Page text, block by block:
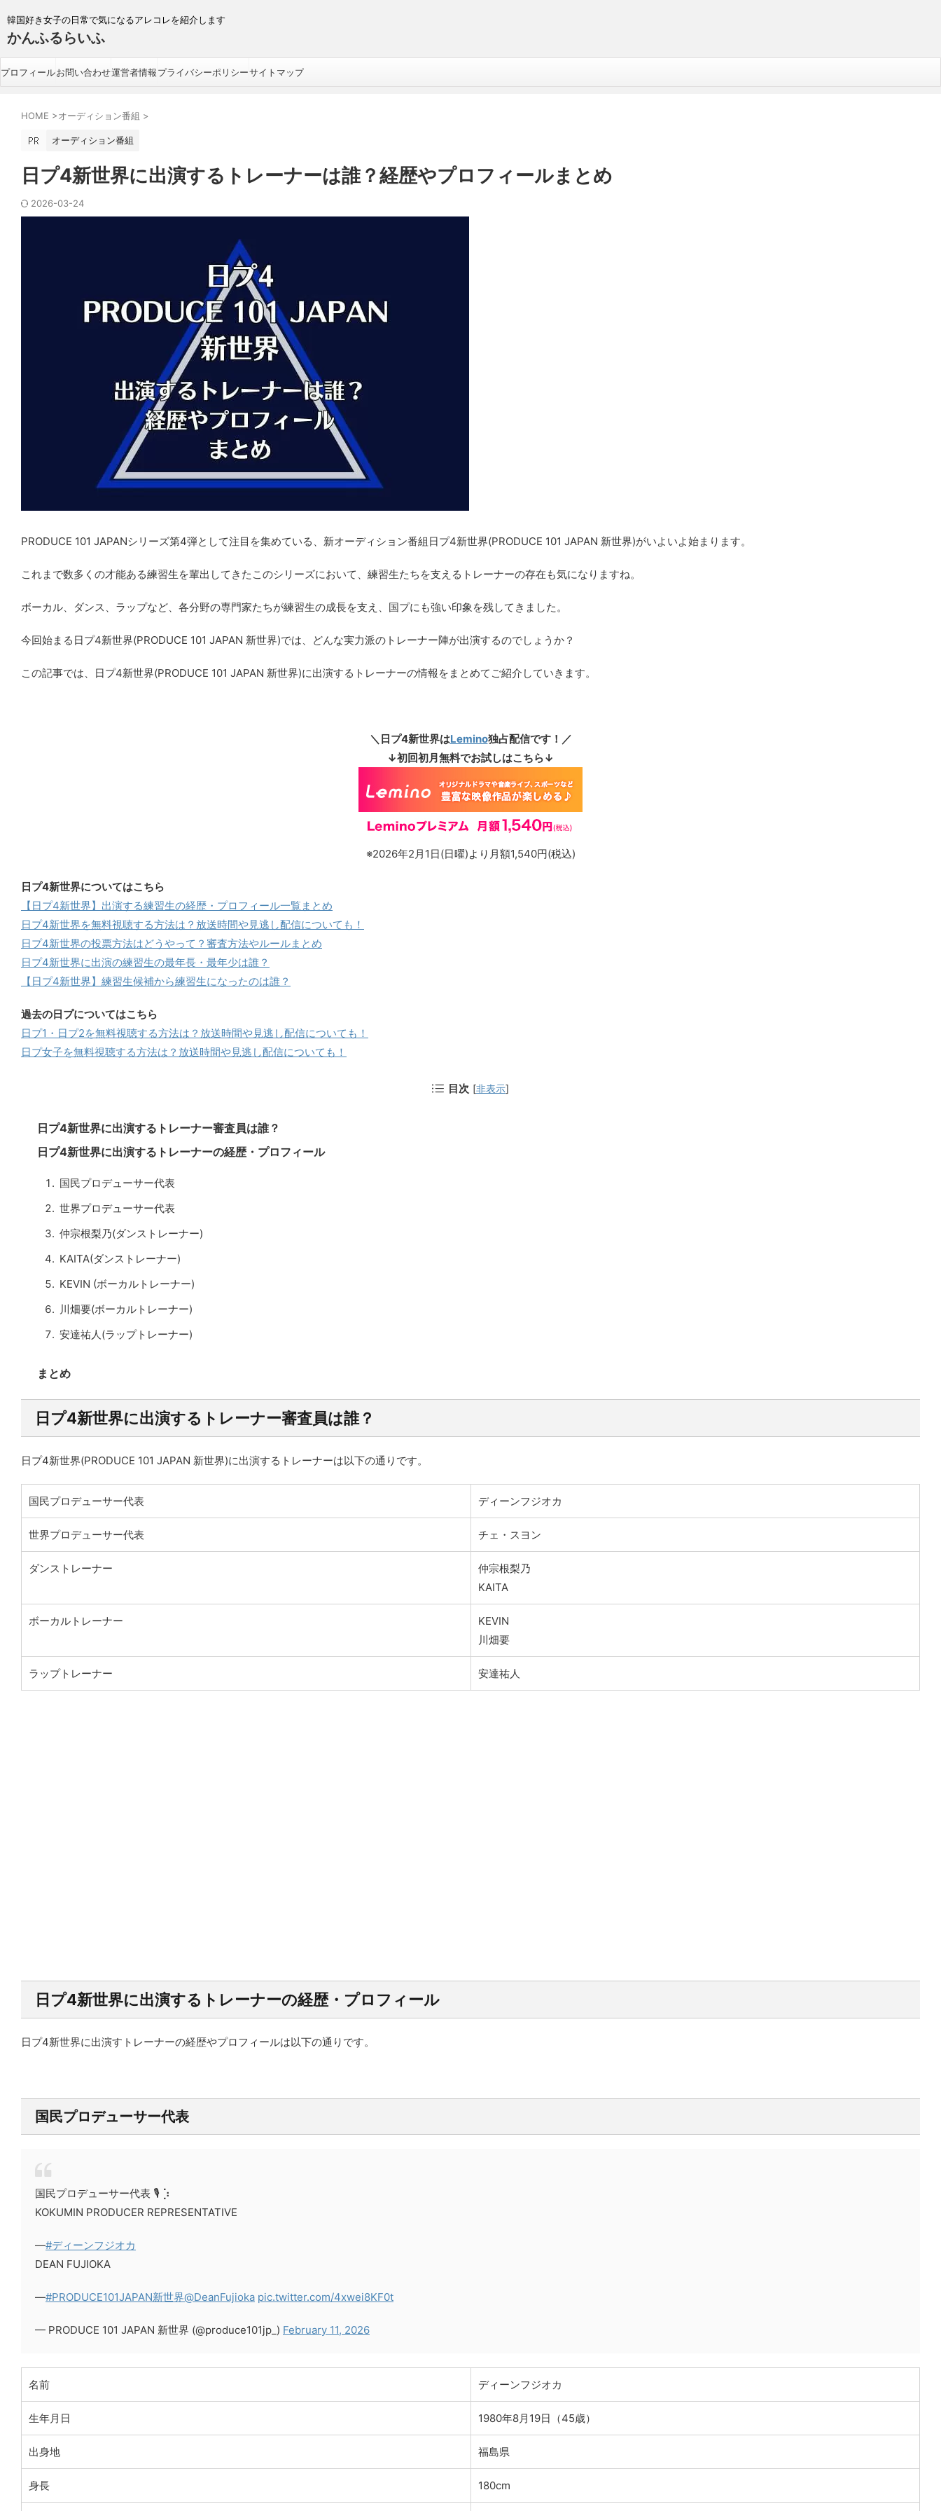
韓国好き女子の日常で気になるアレコレを紹介します
かんふるらいふ
プロフィールお問い合わせ運営者情報プライバシーポリシーサイトマップ
HOME >オーディション番組 >
オーディション番組
日プ4新世界に出演するトレーナーは誰？経歴やプロフィールまとめ
2026-03-24
PRODUCE 101 JAPANシリーズ第4弾として注目を集めている、新オーディション番組日プ4新世界(PRODUCE 101 JAPAN 新世界)がいよいよ始まります。
これまで数多くの才能ある練習生を輩出してきたこのシリーズにおいて、練習生たちを支えるトレーナーの存在も気になりますね。
ボーカル、ダンス、ラップなど、各分野の専門家たちが練習生の成長を支え、国プにも強い印象を残してきました。
今回始まる日プ4新世界(PRODUCE 101 JAPAN 新世界)では、どんな実力派のトレーナー陣が出演するのでしょうか？
この記事では、日プ4新世界(PRODUCE 101 JAPAN 新世界)に出演するトレーナーの情報をまとめてご紹介していきます。
＼日プ4新世界はLemino独占配信です！／
↓初回初月無料でお試しはこちら↓
※2026年2月1日(日曜)より月額1,540円(税込)
日プ4新世界についてはこちら
【日プ4新世界】出演する練習生の経歴・プロフィール一覧まとめ
日プ4新世界を無料視聴する方法は？放送時間や見逃し配信についても！
日プ4新世界の投票方法はどうやって？審査方法やルールまとめ
日プ4新世界に出演の練習生の最年長・最年少は誰？
【日プ4新世界】練習生候補から練習生になったのは誰？
過去の日プについてはこちら
日プ1・日プ2を無料視聴する方法は？放送時間や見逃し配信についても！
日プ女子を無料視聴する方法は？放送時間や見逃し配信についても！
目次 [非表示]
日プ4新世界に出演するトレーナー審査員は誰？
日プ4新世界に出演するトレーナーの経歴・プロフィール
国民プロデューサー代表
世界プロデューサー代表
仲宗根梨乃(ダンストレーナー)
KAITA(ダンストレーナー)
KEVIN (ボーカルトレーナー)
川畑要(ボーカルトレーナー)
安達祐人(ラップトレーナー)
まとめ
日プ4新世界に出演するトレーナー審査員は誰？
日プ4新世界(PRODUCE 101 JAPAN 新世界)に出演するトレーナーは以下の通りです。
国民プロデューサー代表 ディーンフジオカ
世界プロデューサー代表 チェ・スヨン
ダンストレーナー
仲宗根梨乃
KAITA
ボーカルトレーナー
KEVIN
川畑要
ラップトレーナー 安達祐人
日プ4新世界に出演するトレーナーの経歴・プロフィール
日プ4新世界に出演すトレーナーの経歴やプロフィールは以下の通りです。
国民プロデューサー代表
国民プロデューサー代表 🎙️ ⡱
KOKUMIN PRODUCER REPRESENTATIVE
—#ディーンフジオカ
DEAN FUJIOKA
—#PRODUCE101JAPAN新世界@DeanFujioka pic.twitter.com/4xwei8KF0t
— PRODUCE 101 JAPAN 新世界 (@produce101jp_) February 11, 2026
名前 ディーンフジオカ
生年月日 1980年8月19日（45歳）
出身地 福島県
身長 180cm